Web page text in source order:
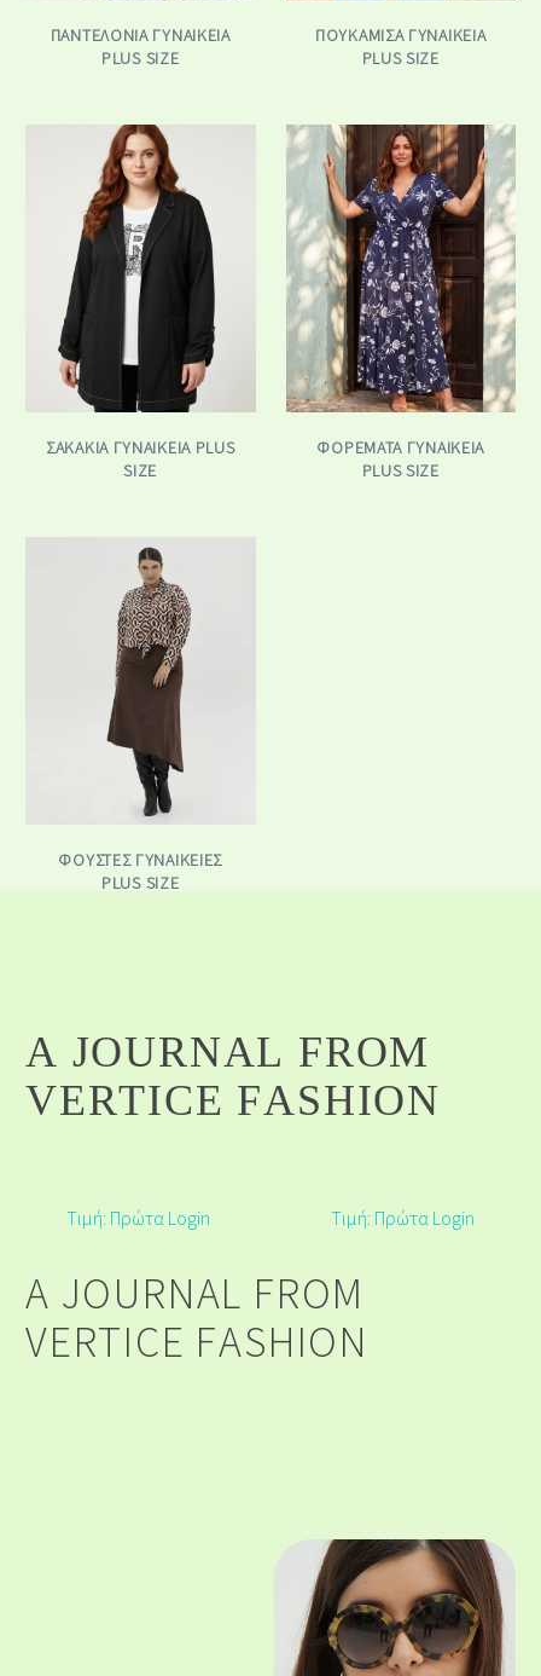
ΠΑΝΤΕΛΌΝΙΑ ΓΥΝΑΙΚΕΊΑ
PLUS SIZE
ΠΟΥΚΆΜΙΣΑ ΓΥΝΑΙΚΕΊΑ
PLUS SIZE
ΣΑΚΆΚΙΑ ΓΥΝΑΙΚΕΊΑ PLUS
SIZE
ΦΟΡΈΜΑΤΑ ΓΥΝΑΙΚΕΊΑ
PLUS SIZE
ΦΟΎΣΤΕΣ ΓΥΝΑΙΚΕΊΕΣ
PLUS SIZE
A JOURNAL FROM
VERTICE FASHION
Τιμή: Πρώτα Login Τιμή: Πρώτα Login
A JOURNAL FROM
VERTICE FASHION